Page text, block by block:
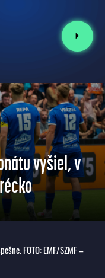
vyšiel, v
FOTO: EMF/SZMF –